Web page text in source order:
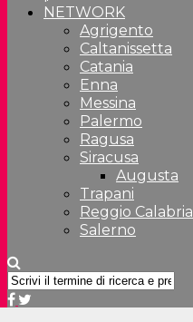
NETWORK
Agrigento
Caltanissetta
Catania
Enna
Messina
Palermo
Ragusa
Siracusa
Augusta
Trapani
Reggio Calabria
Salerno